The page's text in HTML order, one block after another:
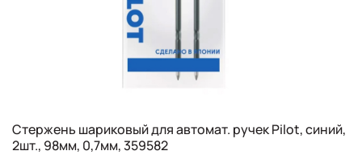
Стержень шариковый для автомат. ручек Pilot, синий,
2шт., 98мм, 0,7мм, 359582